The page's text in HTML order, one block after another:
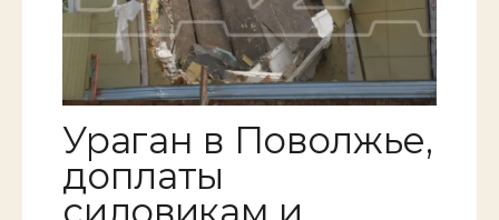
Ураган в Поволжье,
доплаты
силовикам и